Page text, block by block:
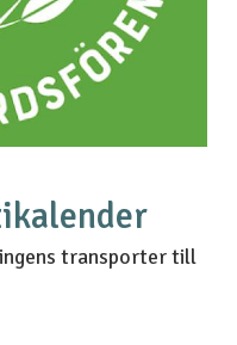
transporter till